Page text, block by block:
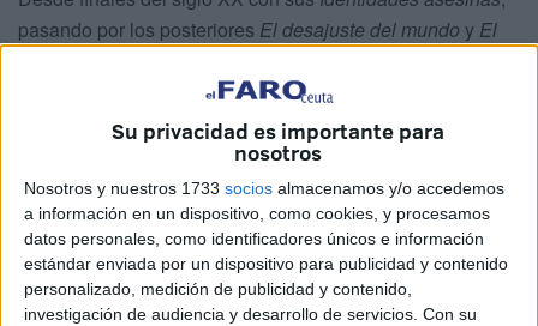
Su privacidad es importante para
nosotros
Nosotros y nuestros 1733 socios almacenamos y/o accedemos
a información en un dispositivo, como cookies, y procesamos
datos personales, como identificadores únicos e información
estándar enviada por un dispositivo para publicidad y contenido
personalizado, medición de publicidad y contenido,
investigación de audiencia y desarrollo de servicios. Con su
pasando por los posteriores El desajuste del mundo y El
Maalouf se preocupa por el concepto de la identidad como
elemento facetado del ser que no puede percibirse como
unicidad y menos aún como eliminación del otro. Desde
un punto de vista antropológico estos ensayos, en especial
el primero, obvian la igualmente multipolaridad que suele
revestir la realidad del masacrador, en donde no solo la
reducción de la identidad a un único vector es el
responsable de la actuación. De hecho para aproximarnos